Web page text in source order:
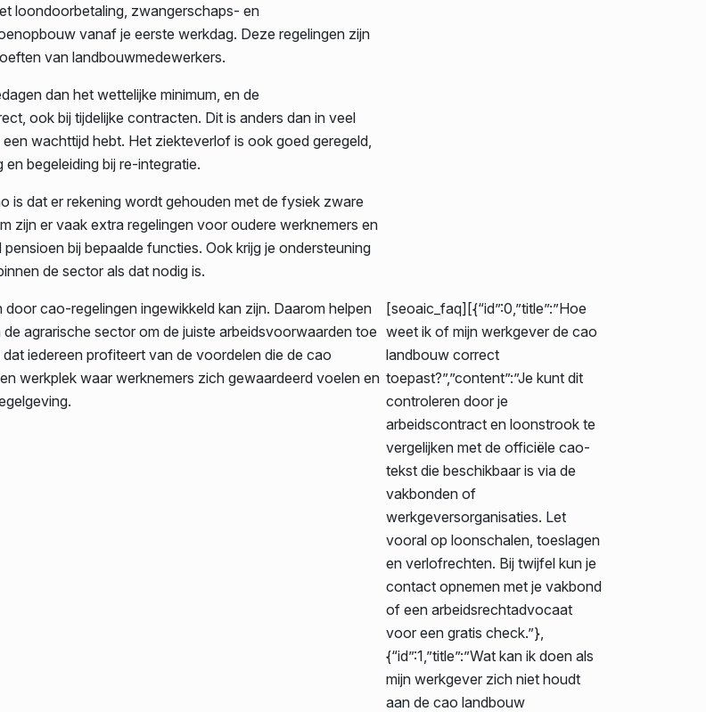
loondoorbetaling, zwangerschaps- en
vanaf je eerste werkdag. Deze regelingen zijn
van landbouwmedewerkers.
dan het wettelijke minimum, en de
ook bij tijdelijke contracten. Dit is anders dan in veel
wachttijd hebt. Het ziekteverlof is ook goed geregeld,
begeleiding bij re-integratie.
is dat er rekening wordt gehouden met de fysiek zware
zijn er vaak extra regelingen voor oudere werknemers en
bij bepaalde functies. Ook krijg je ondersteuning
de sector als dat nodig is.
door cao-regelingen ingewikkeld kan zijn. Daarom helpen
agrarische sector om de juiste arbeidsvoorwaarden toe
iedereen profiteert van de voordelen die de cao
werkplek waar werknemers zich gewaardeerd voelen en
[seoaic_faq][{“id”:0,”title”:”Hoe
weet ik of mijn werkgever de cao
landbouw correct
toepast?”,”content”:”Je kunt dit
controleren door je
arbeidscontract en loonstrook te
vergelijken met de officiële cao-
tekst die beschikbaar is via de
vakbonden of
werkgeversorganisaties. Let
vooral op loonschalen, toeslagen
en verlofrechten. Bij twijfel kun je
contact opnemen met je vakbond
of een arbeidsrechtadvocaat
voor een gratis check.”},
{“id”:1,”title”:”Wat kan ik doen als
mijn werkgever zich niet houdt
aan de cao landbouw